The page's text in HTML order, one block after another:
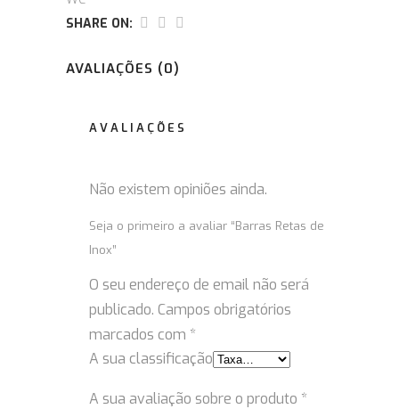
SHARE ON:
AVALIAÇÕES (0)
AVALIAÇÕES
Não existem opiniões ainda.
Seja o primeiro a avaliar “Barras Retas de
Inox”
O seu endereço de email não será
publicado. Campos obrigatórios
marcados com *
A sua classificação
A sua avaliação sobre o produto *